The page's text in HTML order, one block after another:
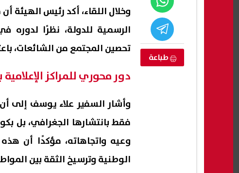
طباعة
وخلال اللقاء، أكد رئيس الهيئة
الرسمية للدولة، نظرًا لدوره
تحصين المجتمع من الشائعات،
دور محوري للمراكز
وأشار السفير علاء يوسف إلى أن
فقط بانتشارها الجغرافي، بل
وعيه واتجاهاته، مؤكدًا أن
الوطنية وترسيخ الثقة بين
محمد صلاح في طرابزون سبور..
تفاصيل الصفقة وراتبه الضخم مع
النادي التركي
بالفيوم